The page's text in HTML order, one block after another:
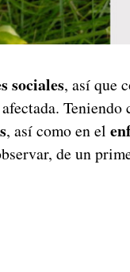
sociales, así que
Teniendo
, así como en el
de un